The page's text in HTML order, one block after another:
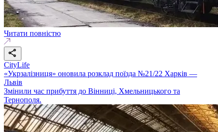
Читати повністю
CityLife
«Укрзалізниця» оновила розклад поїзда №21/22 Харків —
Львів
Змінили час прибуття до Вінниці, Хмельницького та
Тернополя.